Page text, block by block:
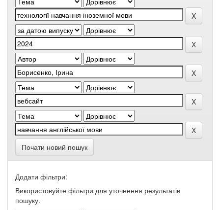
Почати новий пошук
Додати фільтри:
Використовуйте фільтри для уточнення результатів
пошуку.